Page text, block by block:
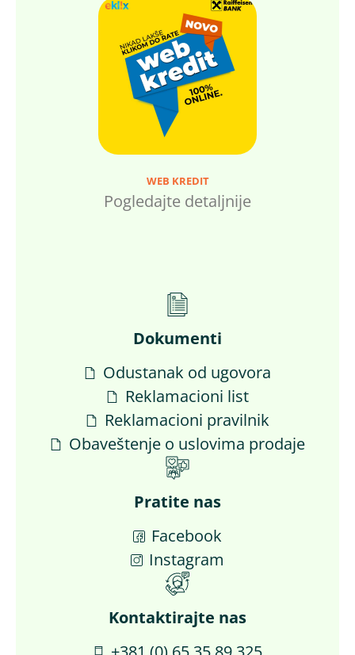
WEB KREDIT
Pogledajte detaljnije
Dokumenti
Odustanak od ugovora
Reklamacioni list
Reklamacioni pravilnik
Obaveštenje o uslovima prodaje
Pratite nas
Facebook
Instagram
Kontaktirajte nas​